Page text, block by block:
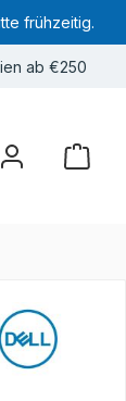
frühzeitig.
ab €250
Deals
0 Produkte